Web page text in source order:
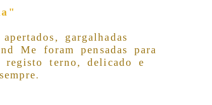
"
gargalhadas
Me foram pensadas para
terno, delicado e